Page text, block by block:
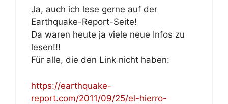
Ja, auch ich lese gerne auf der
Earthquake-Report-Seite!
Da waren heute ja viele neue Infos zu
lesen!!!
Für alle, die den Link nicht haben:
https://earthquake-
report.com/2011/09/25/el-hierro-